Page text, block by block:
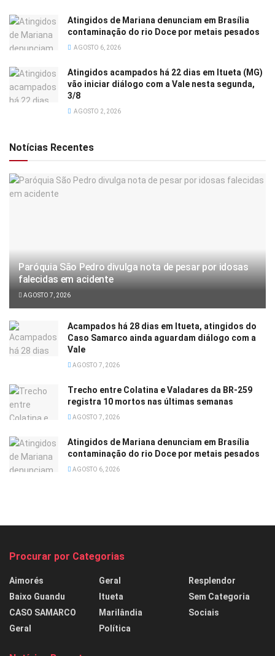
Atingidos de Mariana denunciam em Brasília
contaminação do rio Doce por metais pesados
AGOSTO 6, 2026
Atingidos acampados há 22 dias em Itueta (MG)
vão iniciar diálogo com a Vale nesta segunda,
3/8
AGOSTO 2, 2026
Notícias Recentes
Paróquia São Pedro divulga nota de pesar por idosas
falecidas em acidente
AGOSTO 7, 2026
Acampados há 28 dias em Itueta, atingidos do
Caso Samarco ainda aguardam diálogo com a
Vale
AGOSTO 7, 2026
Trecho entre Colatina e Valadares da BR-259
registra 10 mortos nas últimas semanas
AGOSTO 7, 2026
Atingidos de Mariana denunciam em Brasília
contaminação do rio Doce por metais pesados
AGOSTO 6, 2026
Procurar por Categorias
Aimorés
Baixo Guandu
CASO SAMARCO
Geral
Geral
Itueta
Marilândia
Política
Resplendor
Sem Categoria
Sociais